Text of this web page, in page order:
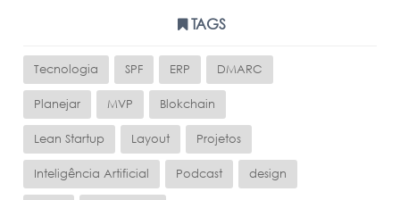
TAGS
Tecnologia SPF ERP DMARC
Planejar MVP Blokchain
Lean Startup Layout Projetos
Inteligência Artificial Podcast design